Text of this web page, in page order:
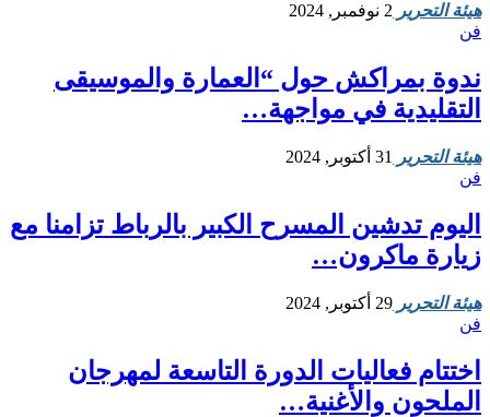
هيئة التحرير 2 نوفمبر, 2024
فن
ندوة بمراكش حول “العمارة والموسيقى
التقليدية في مواجهة…
هيئة التحرير
31 أكتوبر, 2024
فن
اليوم تدشين المسرح الكبير بالرباط تزامنا مع
زيارة ماكرون…
هيئة التحرير 29 أكتوبر, 2024
فن
اختتام فعاليات الدورة التاسعة لمهرجان
الملحون والأغنية…